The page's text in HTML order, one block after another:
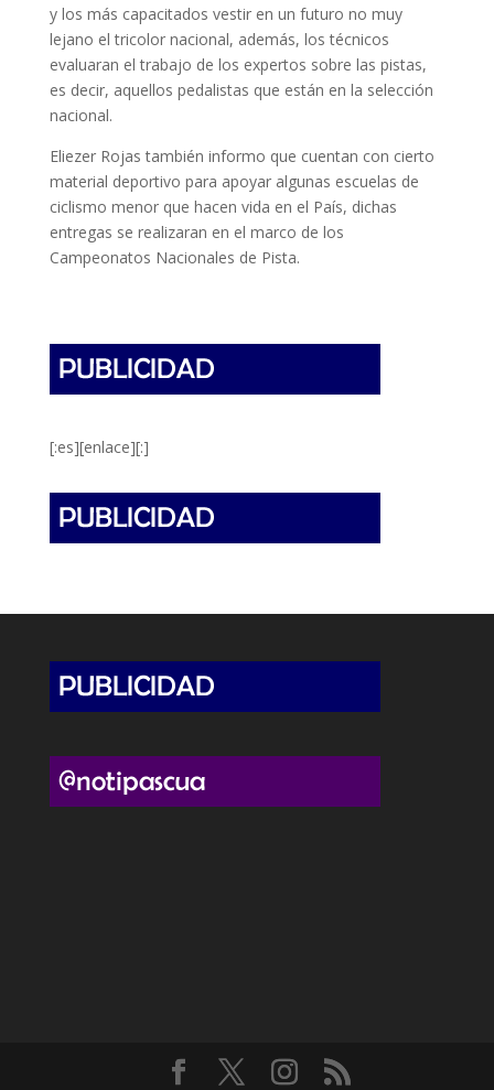
y los más capacitados vestir en un futuro no muy
lejano el tricolor nacional, además, los técnicos
evaluaran el trabajo de los expertos sobre las pistas,
es decir, aquellos pedalistas que están en la selección
nacional.
Eliezer Rojas también informo que cuentan con cierto
material deportivo para apoyar algunas escuelas de
ciclismo menor que hacen vida en el País, dichas
entregas se realizaran en el marco de los
Campeonatos Nacionales de Pista.
[:es][enlace][:]